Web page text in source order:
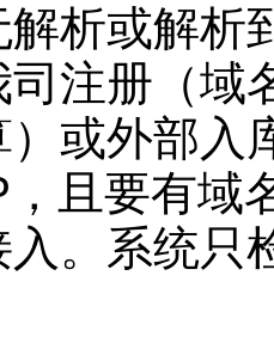
析或解析
注册（域
或外部入
且要有域
入。系统只